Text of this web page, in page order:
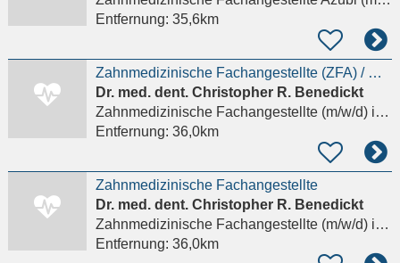
Entfernung: 35,6km
Zahnmedizinische Fachangestellte (ZFA) / MFA / ZMF als Behandlungsassistenz (m/w/d) –
Dr. med. dent. Christopher R. Benedickt
Zahnmedizinische Fachangestellte (m/w/d)in Frankfurt am Main
Entfernung: 36,0km
Zahnmedizinische Fachangestellte
Dr. med. dent. Christopher R. Benedickt
Zahnmedizinische Fachangestellte (m/w/d)in Frankfurt am Main
Entfernung: 36,0km